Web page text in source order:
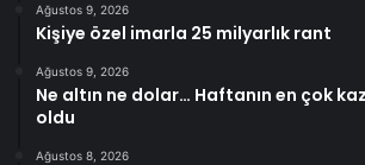
Ağustos 9, 2026
Kişiye özel imarla 25 milyarlık rant
Ağustos 9, 2026
Ne altın ne dolar… Haftanın en çok
oldu
Ağustos 8, 2026